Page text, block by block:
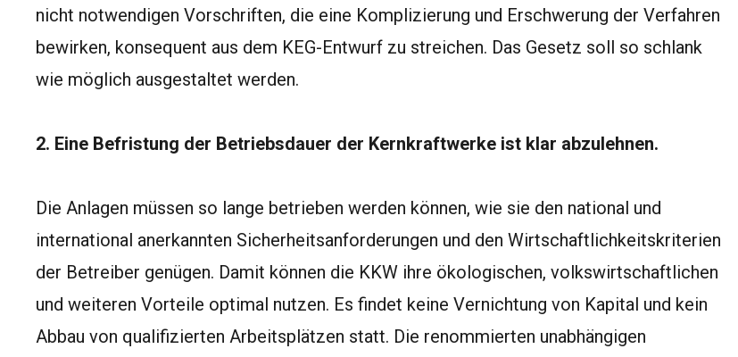
nicht notwendigen Vorschriften, die eine Komplizierung und Erschwerung der Verfahren
bewirken, konsequent aus dem KEG-Entwurf zu streichen. Das Gesetz soll so schlank
wie möglich ausgestaltet werden.
2. Eine Befristung der Betriebsdauer der Kernkraftwerke ist klar abzulehnen.
Die Anlagen müssen so lange betrieben werden können, wie sie den national und
international anerkannten Sicherheitsanforderungen und den Wirtschaftlichkeitskriterien
der Betreiber genügen. Damit können die KKW ihre ökologischen, volkswirtschaftlichen
und weiteren Vorteile optimal nutzen. Es findet keine Vernichtung von Kapital und kein
Abbau von qualifizierten Arbeitsplätzen statt. Die renommierten unabhängigen